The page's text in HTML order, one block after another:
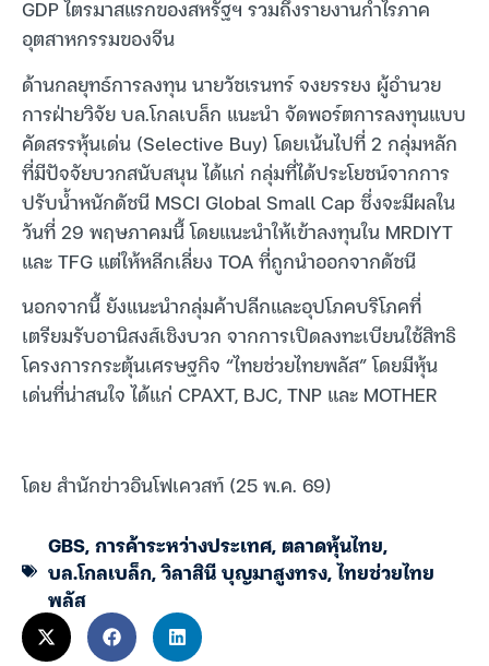
GDP ไตรมาสแรกของสหรัฐฯ รวมถึงรายงานกำไรภาค
อุตสาหกรรมของจีน
ด้านกลยุทธ์การลงทุน นายวัชเรนทร์ จงยรรยง ผู้อำนวย
การฝ่ายวิจัย บล.โกลเบล็ก แนะนำ จัดพอร์ตการลงทุนแบบ
คัดสรรหุ้นเด่น (Selective Buy) โดยเน้นไปที่ 2 กลุ่มหลัก
ที่มีปัจจัยบวกสนับสนุน ได้แก่ กลุ่มที่ได้ประโยชน์จากการ
ปรับน้ำหนักดัชนี MSCI Global Small Cap ซึ่งจะมีผลใน
วันที่ 29 พฤษภาคมนี้ โดยแนะนำให้เข้าลงทุนใน MRDIYT
และ TFG แต่ให้หลีกเลี่ยง TOA ที่ถูกนำออกจากดัชนี
นอกจากนี้ ยังแนะนำกลุ่มค้าปลีกและอุปโภคบริโภคที่
เตรียมรับอานิสงส์เชิงบวก จากการเปิดลงทะเบียนใช้สิทธิ
โครงการกระตุ้นเศรษฐกิจ “ไทยช่วยไทยพลัส” โดยมีหุ้น
เด่นที่น่าสนใจ ได้แก่ CPAXT, BJC, TNP และ MOTHER
โดย สำนักข่าวอินโฟเควสท์ (25 พ.ค. 69)
GBS,การค้าระหว่างประเทศ,ตลาดหุ้นไทย,
บล.โกลเบล็ก,วิลาสินี บุญมาสูงทรง,ไทยช่วยไทย
พลัส